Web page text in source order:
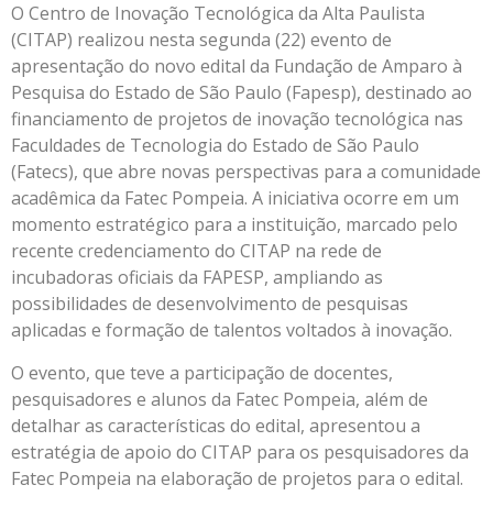
O Centro de Inovação Tecnológica da Alta Paulista
(CITAP) realizou nesta segunda (22) evento de
apresentação do novo edital da Fundação de Amparo à
Pesquisa do Estado de São Paulo (Fapesp), destinado ao
financiamento de projetos de inovação tecnológica nas
Faculdades de Tecnologia do Estado de São Paulo
(Fatecs), que abre novas perspectivas para a comunidade
acadêmica da Fatec Pompeia. A iniciativa ocorre em um
momento estratégico para a instituição, marcado pelo
recente credenciamento do CITAP na rede de
incubadoras oficiais da FAPESP, ampliando as
possibilidades de desenvolvimento de pesquisas
aplicadas e formação de talentos voltados à inovação.
O evento, que teve a participação de docentes,
pesquisadores e alunos da Fatec Pompeia, além de
detalhar as características do edital, apresentou a
estratégia de apoio do CITAP para os pesquisadores da
Fatec Pompeia na elaboração de projetos para o edital.